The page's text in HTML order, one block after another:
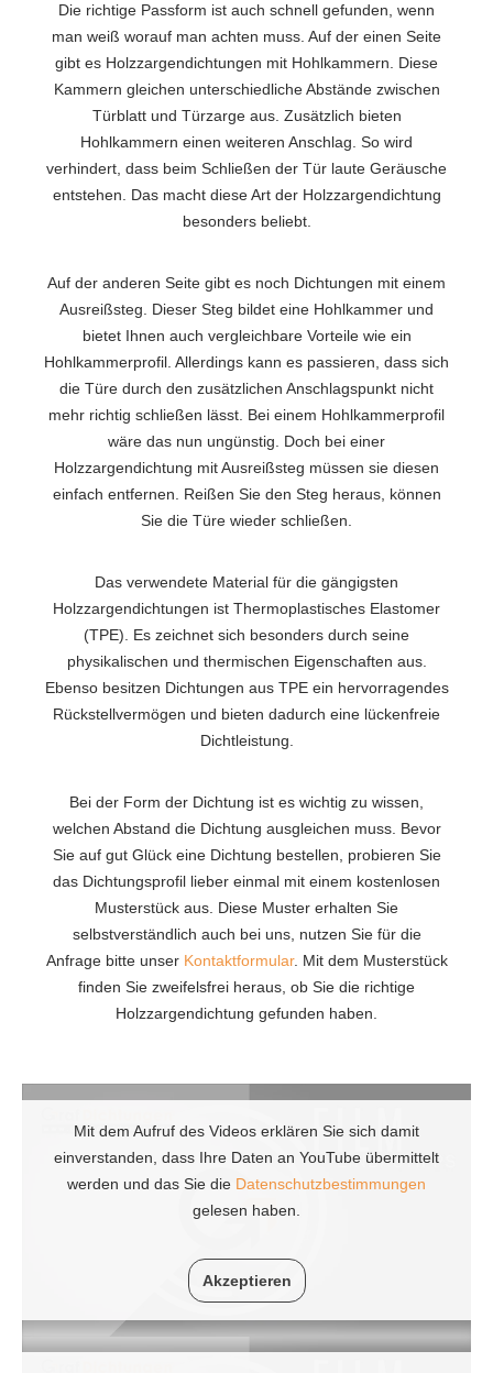
Die richtige Passform ist auch schnell gefunden, wenn
man weiß worauf man achten muss. Auf der einen Seite
gibt es Holzzargendichtungen mit Hohlkammern. Diese
Kammern gleichen unterschiedliche Abstände zwischen
Türblatt und Türzarge aus. Zusätzlich bieten
Hohlkammern einen weiteren Anschlag. So wird
verhindert, dass beim Schließen der Tür laute Geräusche
entstehen. Das macht diese Art der Holzzargendichtung
besonders beliebt.
Auf der anderen Seite gibt es noch Dichtungen mit einem
Ausreißsteg. Dieser Steg bildet eine Hohlkammer und
bietet Ihnen auch vergleichbare Vorteile wie ein
Hohlkammerprofil. Allerdings kann es passieren, dass sich
die Türe durch den zusätzlichen Anschlagspunkt nicht
mehr richtig schließen lässt. Bei einem Hohlkammerprofil
wäre das nun ungünstig. Doch bei einer
Holzzargendichtung mit Ausreißsteg müssen sie diesen
einfach entfernen. Reißen Sie den Steg heraus, können
Sie die Türe wieder schließen.
Das verwendete Material für die gängigsten
Holzzargendichtungen ist Thermoplastisches Elastomer
(TPE). Es zeichnet sich besonders durch seine
physikalischen und thermischen Eigenschaften aus.
Ebenso besitzen Dichtungen aus TPE ein hervorragendes
Rückstellvermögen und bieten dadurch eine lückenfreie
Dichtleistung.
Bei der Form der Dichtung ist es wichtig zu wissen,
welchen Abstand die Dichtung ausgleichen muss. Bevor
Sie auf gut Glück eine Dichtung bestellen, probieren Sie
das Dichtungsprofil lieber einmal mit einem kostenlosen
Musterstück aus. Diese Muster erhalten Sie
selbstverständlich auch bei uns, nutzen Sie für die
Anfrage bitte unser Kontaktformular. Mit dem Musterstück
finden Sie zweifelsfrei heraus, ob Sie die richtige
Holzzargendichtung gefunden haben.
Mit dem Aufruf des Videos erklären Sie sich damit
einverstanden, dass Ihre Daten an YouTube übermittelt
werden und das Sie die Datenschutzbestimmungen
gelesen haben.
Akzeptieren